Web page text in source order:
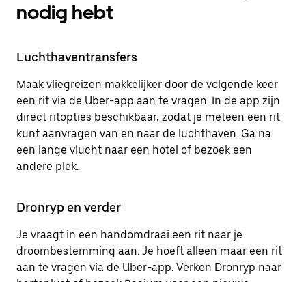
nodig hebt
Luchthaventransfers
Maak vliegreizen makkelijker door de volgende keer
een rit via de Uber-app aan te vragen. In de app zijn
direct ritopties beschikbaar, zodat je meteen een rit
kunt aanvragen van en naar de luchthaven. Ga na
een lange vlucht naar een hotel of bezoek een
andere plek.
Dronryp en verder
Je vraagt in een handomdraai een rit naar je
droombestemming aan. Je hoeft alleen maar een rit
aan te vragen via de Uber-app. Verken Dronryp naar